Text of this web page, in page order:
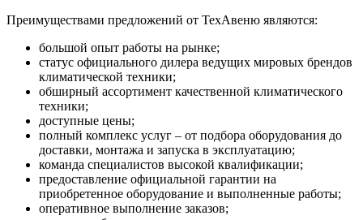
Преимуществами предложений от ТехАвеню являются:
большой опыт работы на рынке;
статус официального дилера ведущих мировых брендов
климатической техники;
обширный ассортимент качественной климатического
техники;
доступные цены;
полный комплекс услуг – от подбора оборудования до
доставки, монтажа и запуска в эксплуатацию;
команда специалистов высокой квалификации;
предоставление официальной гарантии на
приобретенное оборудование и выполненные работы;
оперативное выполнение заказов;